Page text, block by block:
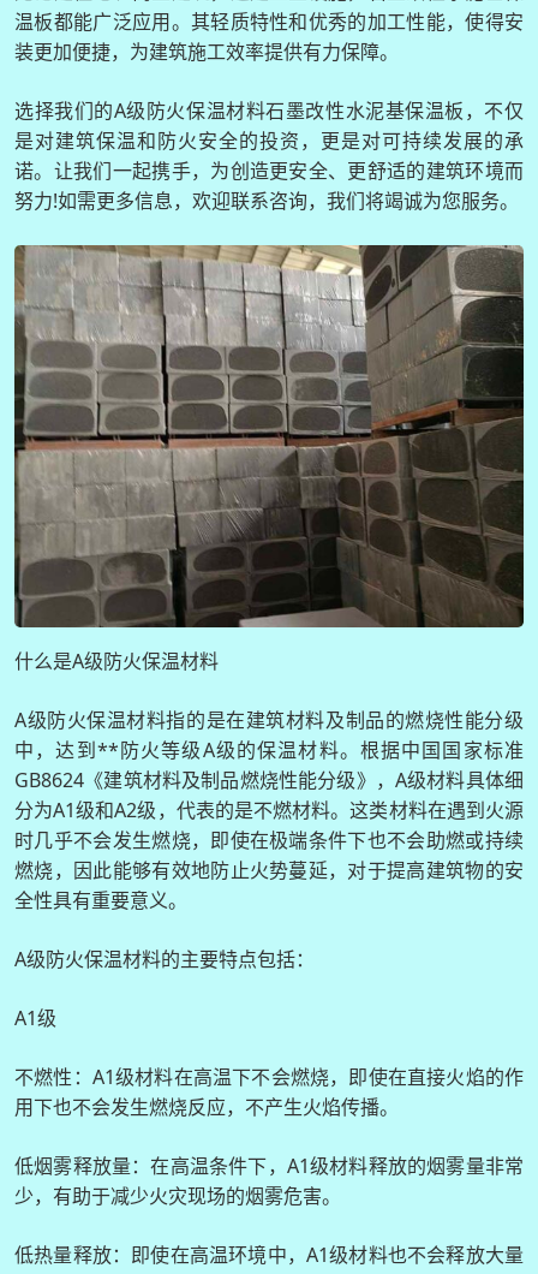
温板都能广泛应用。其轻质特性和优秀的加工性能，使得安
装更加便捷，为建筑施工效率提供有力保障。
选择我们的A级防火保温材料石墨改性水泥基保温板，不仅
是对建筑保温和防火安全的投资，更是对可持续发展的承
诺。让我们一起携手，为创造更安全、更舒适的建筑环境而
努力!如需更多信息，欢迎联系咨询，我们将竭诚为您服务。
什么是A级防火保温材料
A级防火保温材料指的是在建筑材料及制品的燃烧性能分级
中，达到**防火等级A级的保温材料。根据中国国家标准
GB8624《建筑材料及制品燃烧性能分级》，A级材料具体细
分为A1级和A2级，代表的是不燃材料。这类材料在遇到火源
时几乎不会发生燃烧，即使在极端条件下也不会助燃或持续
燃烧，因此能够有效地防止火势蔓延，对于提高建筑物的安
全性具有重要意义。
A级防火保温材料的主要特点包括：
A1级
不燃性：A1级材料在高温下不会燃烧，即使在直接火焰的作
用下也不会发生燃烧反应，不产生火焰传播。
低烟雾释放量：在高温条件下，A1级材料释放的烟雾量非常
少，有助于减少火灾现场的烟雾危害。
低热量释放：即使在高温环境中，A1级材料也不会释放大量